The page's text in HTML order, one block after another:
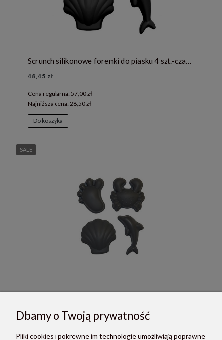
Scrunch silikonowe foremki do piasku 4 szt.-czarne
48,45 zł
Cena regularna: 57,00 zł
Najniższa cena: 28,50 zł
Do koszyka
48,45 zł
SALE
Dbamy o Twoją prywatność
Pliki cookies i pokrewne im technologie umożliwiają poprawne